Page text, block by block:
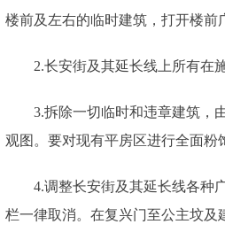
楼前及左右的临时建筑，打开楼前
2.长安街及其延长线上所有在施
3.拆除一切临时和违章建筑，由
观图。要对现有平房区进行全面粉
4.调整长安街及其延长线各种广
栏一律取消。在复兴门至公主坟